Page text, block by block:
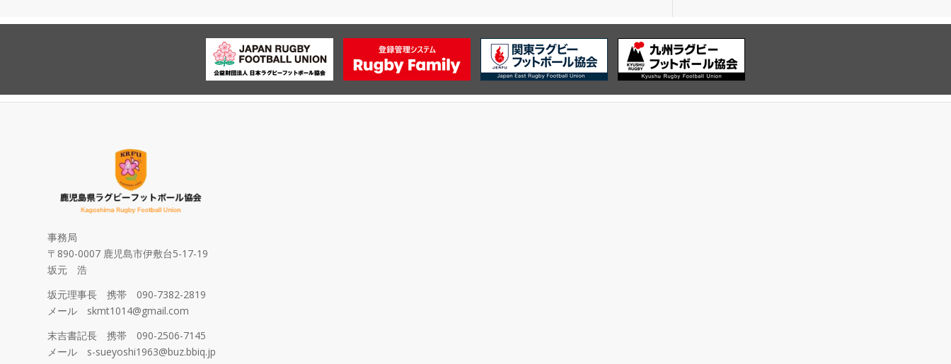
事務局
〒890-0007 鹿児島市伊敷台5-17-19
坂元 浩
坂元理事長 携帯 090-7382-2819
メール skmt1014@gmail.com
末吉書記長 携帯 090-2506-7145
メール s-sueyoshi1963@buz.bbiq.jp